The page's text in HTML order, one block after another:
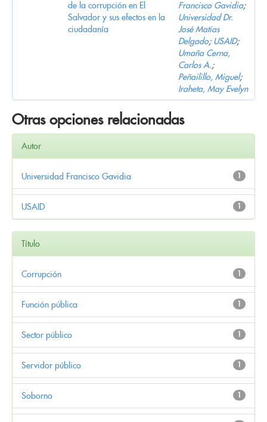
de la corrupción en El
Salvador y sus efectos en la
ciudadanía
Francisco Gavidia;
Universidad Dr.
José Matías
Delgado; USAID;
Umaña Cerna,
Carlos A.;
Peñailillo, Miguel;
Iraheta, May Evelyn
Otras opciones relacionadas
Autor
1
Universidad Francisco Gavidia
1
USAID
Título
1
Corrupción
1
Función pública
1
Sector público
1
Servidor público
1
Soborno